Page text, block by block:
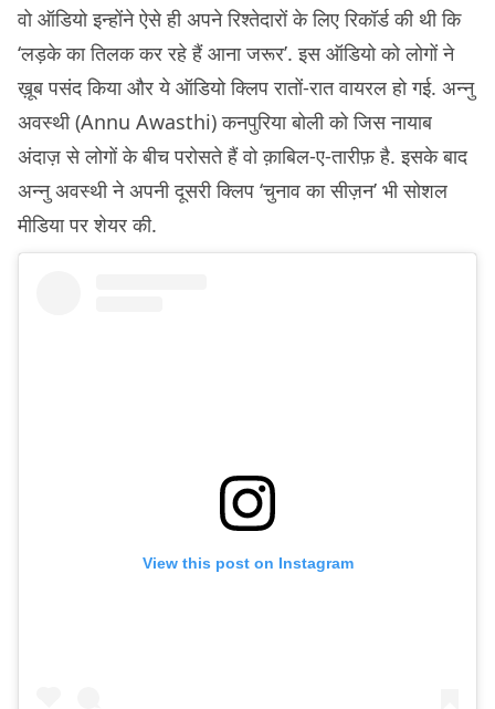
वो ऑडियो इन्होंने ऐसे ही अपने रिश्तेदारों के लिए रिकॉर्ड की थी कि
‘लड़के का तिलक कर रहे हैं आना जरूर’. इस ऑडियो को लोगों ने
ख़ूब पसंद किया और ये ऑडियो क्लिप रातों-रात वायरल हो गई. अन्नु
अवस्थी (Annu Awasthi) कनपुरिया बोली को जिस नायाब
अंदाज़ से लोगों के बीच परोसते हैं वो क़ाबिल-ए-तारीफ़ है. इसके बाद
अन्नु अवस्थी ने अपनी दूसरी क्लिप ‘चुनाव का सीज़न’ भी सोशल
मीडिया पर शेयर की.
View this post on Instagram